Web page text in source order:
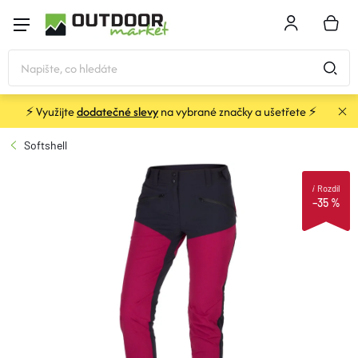
obsah
KOŠÍK
STANY
⚡ Využijtedodatečné slevyna vybrané značky a ušetřete ⚡
Softshell
–35 %
iRozdíl